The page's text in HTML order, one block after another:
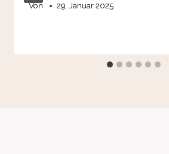
Von 29. Januar 2025